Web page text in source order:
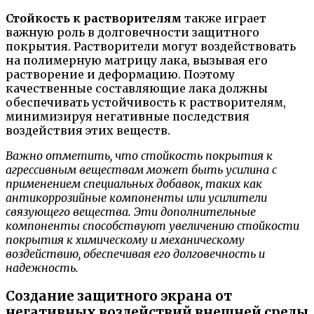
Стойкость к растворителям также играет
важную роль в долговечности защитного
покрытия. Растворители могут воздействовать
на полимерную матрицу лака, вызывая его
растворение и деформацию. Поэтому
качественные составляющие лака должны
обеспечивать устойчивость к растворителям,
минимизируя негативные последствия
воздействия этих веществ.
Важно отметить, что стойкость покрытия к
агрессивным веществам может быть усилина с
применением специальных добавок, таких как
антикоррозийные компоненты или усилители
связующего вещества. Эти дополнительные
компоненты способствуют увеличению стойкости
покрытия к химическому и механическому
воздействию, обеспечивая его долговечность и
надежность.
Создание защитного экрана от